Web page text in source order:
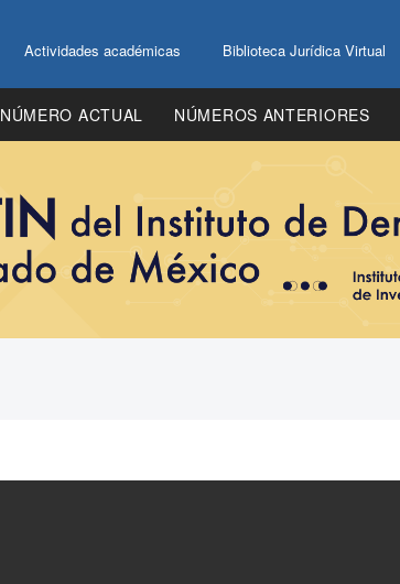
Actividades académicas Biblioteca Jurídica Virtual
NÚMERO ACTUAL NÚMEROS ANTERIORES